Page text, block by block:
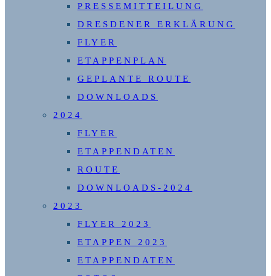
PRESSEMITTEILUNG
DRESDENER ERKLÄRUNG
FLYER
ETAPPENPLAN
GEPLANTE ROUTE
DOWNLOADS
2024
FLYER
ETAPPENDATEN
ROUTE
DOWNLOADS-2024
2023
FLYER 2023
ETAPPEN 2023
ETAPPENDATEN